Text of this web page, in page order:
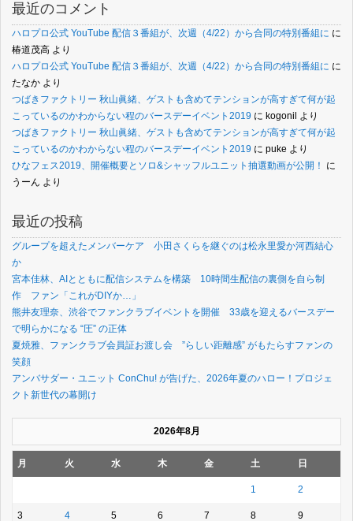
最近のコメント
ハロプロ公式 YouTube 配信３番組が、次週（4/22）から合同の特別番組に に
椿道茂高 より
ハロプロ公式 YouTube 配信３番組が、次週（4/22）から合同の特別番組に に
たなか より
つばきファクトリー 秋山眞緒、ゲストも含めてテンションが高すぎて何が起
こっているのかわからない程のバースデーイベント2019 に kogonil より
つばきファクトリー 秋山眞緒、ゲストも含めてテンションが高すぎて何が起
こっているのかわからない程のバースデーイベント2019 に puke より
ひなフェス2019、開催概要とソロ&シャッフルユニット抽選動画が公開！
に
うーん より
最近の投稿
グループを超えたメンバーケア 小田さくらを継ぐのは松永里愛か河西結心
か
宮本佳林、AIとともに配信システムを構築 10時間生配信の裏側を自ら制
作 ファン「これがDIYか…」
熊井友理奈、渋谷でファンクラブイベントを開催 33歳を迎えるバースデー
で明らかになる “圧” の正体
夏焼雅、ファンクラブ会員証お渡し会 ”らしい距離感” がもたらすファンの
笑顔
アンバサダー・ユニット ConChu! が告げた、2026年夏のハロー！プロジェ
クト新世代の幕開け
2026年8月
月 火 水 木 金 土 日
1 2
3 4 5 6 7 8 9